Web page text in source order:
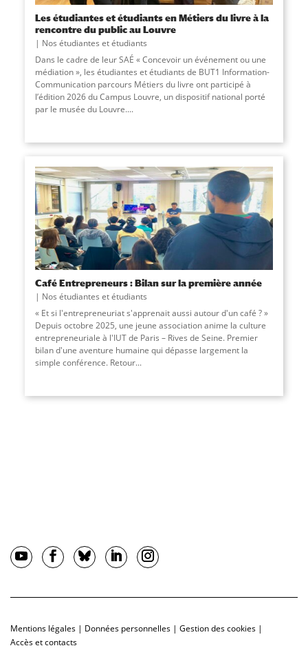
Les étudiantes et étudiants en Métiers du livre à la
rencontre du public au Louvre
Nos étudiantes et étudiants
Dans le cadre de leur SAÉ « Concevoir un événement ou une
médiation », les étudiantes et étudiants de BUT1 Information-
Communication parcours Métiers du livre ont participé à
l’édition 2026 du Campus Louvre, un dispositif national porté
par le musée du Louvre....
Café Entrepreneurs : Bilan sur la première année
Nos étudiantes et étudiants
« Et si l'entrepreneuriat s'apprenait aussi autour d'un café ? »
Depuis octobre 2025, une jeune association anime la culture
entrepreneuriale à l'IUT de Paris – Rives de Seine. Premier
bilan d'une aventure humaine qui dépasse largement la
simple conférence. Retour...
Mentions légales | Données personnelles | Gestion des cookies |
Accès et contacts